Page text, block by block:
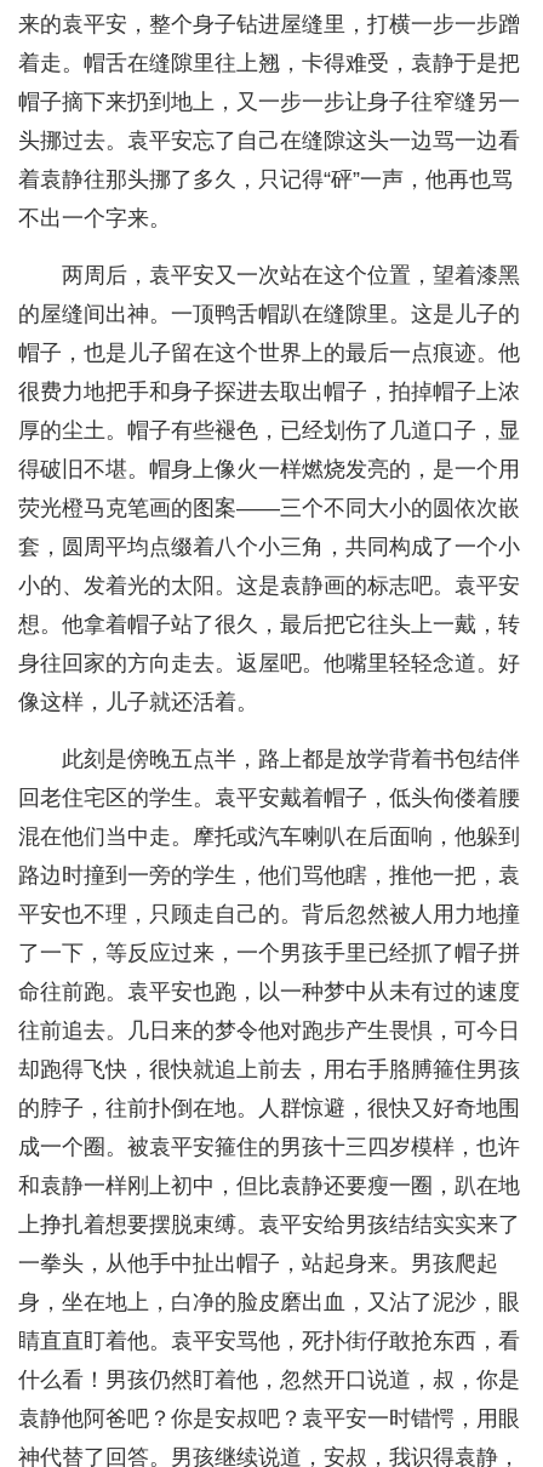
来的袁平安，整个身子钻进屋缝里，打横一步一步蹭
着走。帽舌在缝隙里往上翘，卡得难受，袁静于是把
帽子摘下来扔到地上，又一步一步让身子往窄缝另一
头挪过去。袁平安忘了自己在缝隙这头一边骂一边看
着袁静往那头挪了多久，只记得“砰”一声，他再也骂
不出一个字来。
两周后，袁平安又一次站在这个位置，望着漆黑
的屋缝间出神。一顶鸭舌帽趴在缝隙里。这是儿子的
帽子，也是儿子留在这个世界上的最后一点痕迹。他
很费力地把手和身子探进去取出帽子，拍掉帽子上浓
厚的尘土。帽子有些褪色，已经划伤了几道口子，显
得破旧不堪。帽身上像火一样燃烧发亮的，是一个用
荧光橙马克笔画的图案——三个不同大小的圆依次嵌
套，圆周平均点缀着八个小三角，共同构成了一个小
小的、发着光的太阳。这是袁静画的标志吧。袁平安
想。他拿着帽子站了很久，最后把它往头上一戴，转
身往回家的方向走去。返屋吧。他嘴里轻轻念道。好
像这样，儿子就还活着。
此刻是傍晚五点半，路上都是放学背着书包结伴
回老住宅区的学生。袁平安戴着帽子，低头佝偻着腰
混在他们当中走。摩托或汽车喇叭在后面响，他躲到
路边时撞到一旁的学生，他们骂他瞎，推他一把，袁
平安也不理，只顾走自己的。背后忽然被人用力地撞
了一下，等反应过来，一个男孩手里已经抓了帽子拼
命往前跑。袁平安也跑，以一种梦中从未有过的速度
往前追去。几日来的梦令他对跑步产生畏惧，可今日
却跑得飞快，很快就追上前去，用右手胳膊箍住男孩
的脖子，往前扑倒在地。人群惊避，很快又好奇地围
成一个圈。被袁平安箍住的男孩十三四岁模样，也许
和袁静一样刚上初中，但比袁静还要瘦一圈，趴在地
上挣扎着想要摆脱束缚。袁平安给男孩结结实实来了
一拳头，从他手中扯出帽子，站起身来。男孩爬起
身，坐在地上，白净的脸皮磨出血，又沾了泥沙，眼
睛直直盯着他。袁平安骂他，死扑街仔敢抢东西，看
什么看！男孩仍然盯着他，忽然开口说道，叔，你是
袁静他阿爸吧？你是安叔吧？袁平安一时错愕，用眼
神代替了回答。男孩继续说道，安叔，我识得袁静，